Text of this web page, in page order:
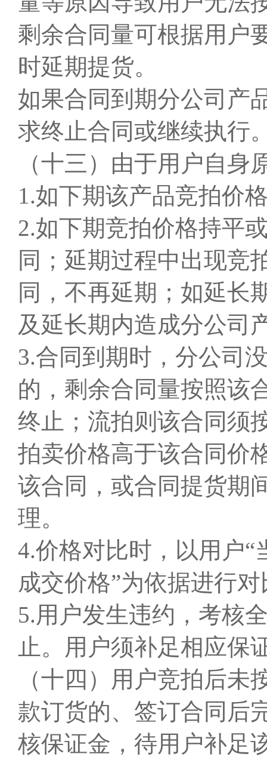
剩余合同量可根据用户
时延期提货。
如果合同到期分公司产
求终止合同或继续执行
（十三）由于用户自身
1.如下期该产品竞拍价
2.如下期竞拍价格持平
同；延期过程中出现竞
同，不再延期；如延长
及延长期内造成分公司
3.合同到期时，分公司
的，剩余合同量按照该
终止；流拍则该合同须
拍卖价格高于该合同价
该合同，或合同提货期
理。
4.价格对比时，以用户“
成交价格”为依据进行对
5.用户发生违约，考核
止。用户须补足相应保
（十四）用户竞拍后
款订货的、签订合同后
核保证金，待用户补足